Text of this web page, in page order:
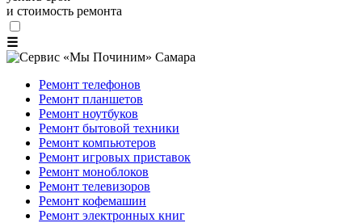
и стоимость ремонта
☰
Ремонт телефонов
Ремонт планшетов
Ремонт ноутбуков
Ремонт бытовой техники
Ремонт компьютеров
Ремонт игровых приставок
Ремонт моноблоков
Ремонт телевизоров
Ремонт кофемашин
Ремонт электронных книг